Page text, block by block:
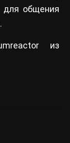
общения
из